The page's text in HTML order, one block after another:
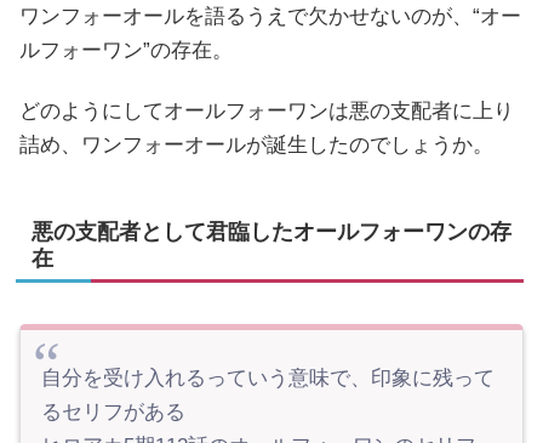
ワンフォーオールを語るうえで欠かせないのが、“オー
ルフォーワン”の存在。
どのようにしてオールフォーワンは悪の支配者に上り
詰め、ワンフォーオールが誕生したのでしょうか。
悪の支配者として君臨したオールフォーワンの存
在
自分を受け入れるっていう意味で、印象に残って
るセリフがある